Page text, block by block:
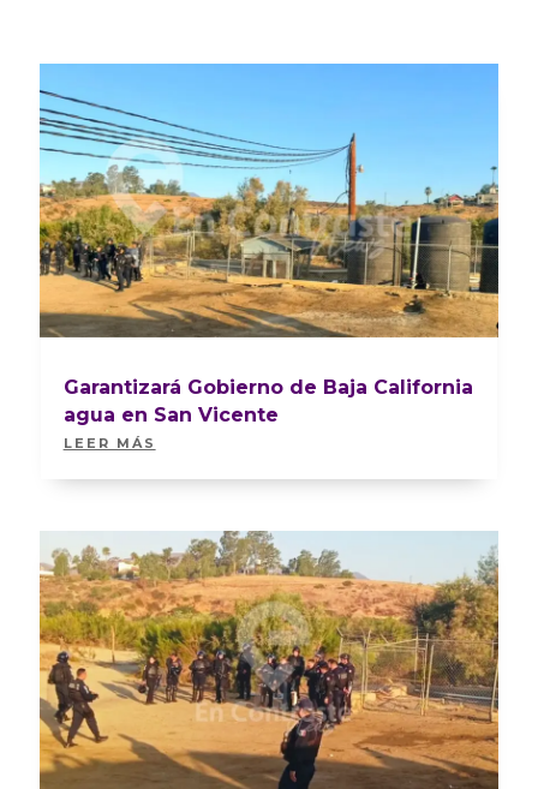
Garantizará Gobierno de Baja California
agua en San Vicente
LEER MÁS